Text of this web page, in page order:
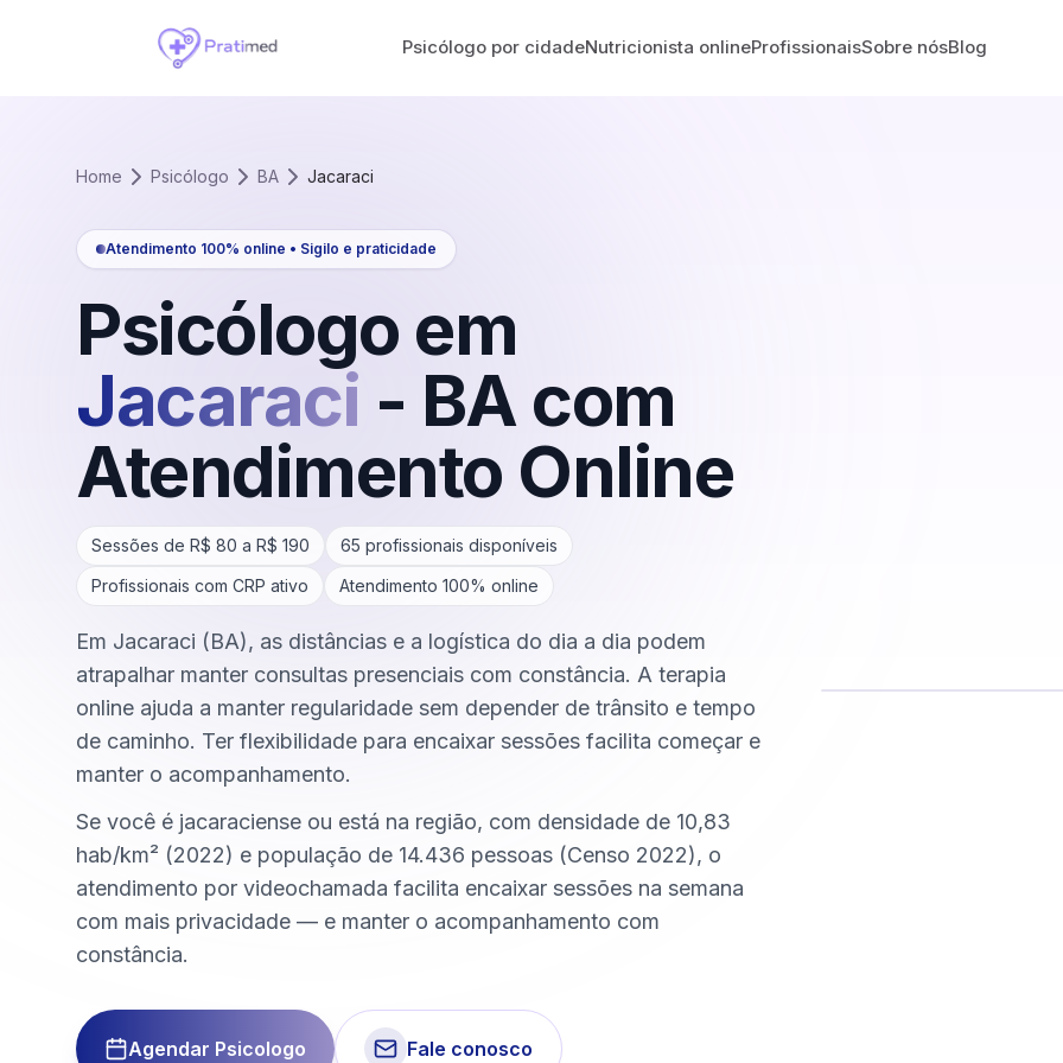
Psicólogo por cidadeNutricionista onlineProfissionaisSobre nósBlog
Home Psicólogo BA Jacaraci
Atendimento 100% online • Sigilo e praticidade
Psicólogo em
Jacaraci - BA com
Atendimento Online
Sessões de R$ 80 a R$ 190 65 profissionais disponíveis
Profissionais com CRP ativo
Atendimento 100% online
Em Jacaraci (BA), as distâncias e a logística do dia a dia podem
atrapalhar manter consultas presenciais com constância. A terapia
online ajuda a manter regularidade sem depender de trânsito e tempo
de caminho. Ter flexibilidade para encaixar sessões facilita começar e
manter o acompanhamento.
Se você é jacaraciense ou está na região, com densidade de 10,83
hab/km² (2022) e população de 14.436 pessoas (Censo 2022), o
atendimento por videochamada facilita encaixar sessões na semana
com mais privacidade — e manter o acompanhamento com
constância.
Agendar Psicologo Fale conosco